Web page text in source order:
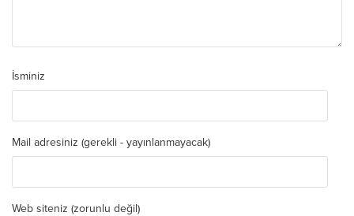
İsminiz
Mail adresiniz (gerekli - yayınlanmayacak)
Web siteniz (zorunlu değil)